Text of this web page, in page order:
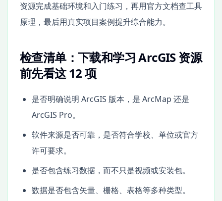
资源完成基础环境和入门练习，再用官方文档查工具
原理，最后用真实项目案例提升综合能力。
检查清单：下载和学习 ArcGIS 资源
前先看这 12 项
是否明确说明 ArcGIS 版本，是 ArcMap 还是
ArcGIS Pro。
软件来源是否可靠，是否符合学校、单位或官方
许可要求。
是否包含练习数据，而不只是视频或安装包。
数据是否包含矢量、栅格、表格等多种类型。